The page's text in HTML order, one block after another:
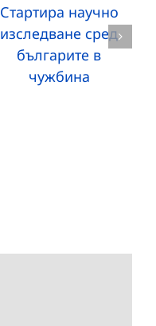
Стартира научно
изследване сред
българите в
чужбина